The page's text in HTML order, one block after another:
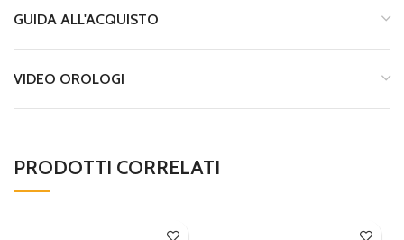
GUIDA ALL'ACQUISTO
VIDEO OROLOGI
PRODOTTI CORRELATI